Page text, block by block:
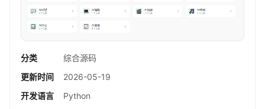
分类
综合源码
更新时间
2026-05-19
开发语言
Python